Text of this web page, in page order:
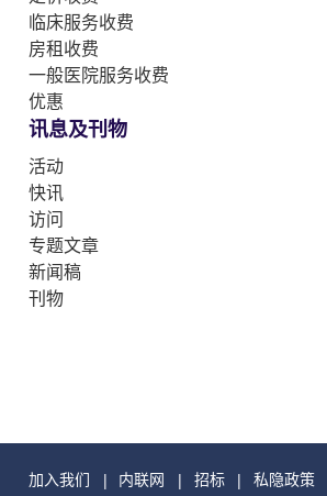
临床服务收费
房租收费
一般医院服务收费
优惠
讯息及刊物
活动
快讯
访问
专题文章
新闻稿
刊物
加入我们 内联网 招标 私隐政策